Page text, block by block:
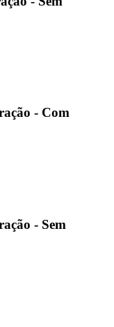
- Com
- Sem